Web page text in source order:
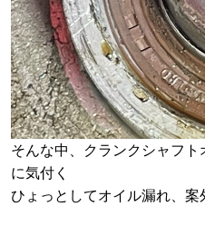
そんな中、クランクシャフ
に気付く
ひょっとしてオイル漏れ、